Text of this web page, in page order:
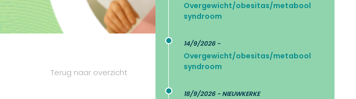
Overgewicht/obesitas/metabool
syndroom
14/9/2026 -
Overgewicht/obesitas/metabool
syndroom
18/9/2026 - NIEUWKERKE
Terug naar overzicht